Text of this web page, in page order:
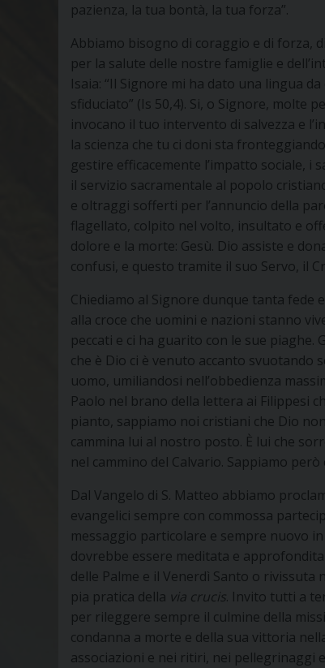
pazienza, la tua bontà, la tua forza”.
Abbiamo bisogno di coraggio e di forza,
per la salute delle nostre famiglie e
Isaia: “Il Signore mi ha dato una lingua
sfiduciato” (Is 50,4). Si, o Signore, molte
invocano il tuo intervento di salvezza e
la scienza che tu ci doni sta
gestire efficacemente l’impatto sociale,
il servizio sacramentale al popolo
e oltraggi sofferti per l’annuncio della
flagellato, colpito nel volto, insultato e
dolore e la morte: Gesù. Dio assiste e
confusi, e questo tramite il suo Servo, il
Chiediamo al Signore dunque tanta
alla croce che uomini e nazioni stanno
peccati e ci ha guarito con le sue
che è Dio ci è venuto accanto svuotando
uomo, umiliandosi nell’obbedienza
Paolo nel brano della lettera ai Filippesi
pianto, sappiamo noi cristiani che Dio
cammina lui al nostro posto. È lui che
nel cammino del Calvario. Sappiamo
Dal Vangelo di S. Matteo abbiamo
evangelici sempre con commossa
messaggio particolare e sempre nuovo
dovrebbe essere meditata e
delle Palme e il Venerdì Santo o
pia pratica della via crucis. Invito tutti a
per rileggere sempre il culmine della
condanna a morte e della sua vittoria
associazioni e nei ritiri, nei pellegrinaggi